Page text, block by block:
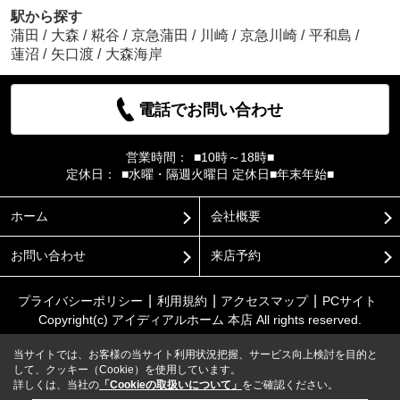
駅から探す
蒲田 / 大森 / 糀谷 / 京急蒲田 / 川崎 / 京急川崎 / 平和島 /
蓮沼 / 矢口渡 / 大森海岸
電話でお問い合わせ
営業時間：
■10時～18時■
定休日：
■水曜・隔週火曜日 定休日■年末年始■
ホーム 会社概要
お問い合わせ 来店予約
プライバシーポリシー 利用規約 アクセスマップ
PCサイト
Copyright(c) アイディアルホーム 本店 All rights reserved.
当サイトでは、お客様の当サイト利用状況把握、サービス向上検討を目的と
して、クッキー（Cookie）を使用しています。
詳しくは、当社の 「Cookieの取扱いについて」 をご確認ください。